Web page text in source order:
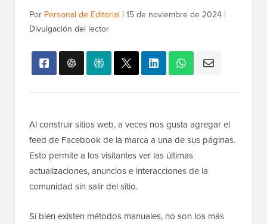
Por Personal de Editorial | 15 de noviembre de 2024 |
Divulgación del lector
Al construir sitios web, a veces nos gusta agregar el
feed de Facebook de la marca a una de sus páginas.
Esto permite a los visitantes ver las últimas
actualizaciones, anuncios e interacciones de la
comunidad sin salir del sitio.
Si bien existen métodos manuales, no son los más